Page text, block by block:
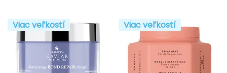
Viac veľkostí Viac veľkostí